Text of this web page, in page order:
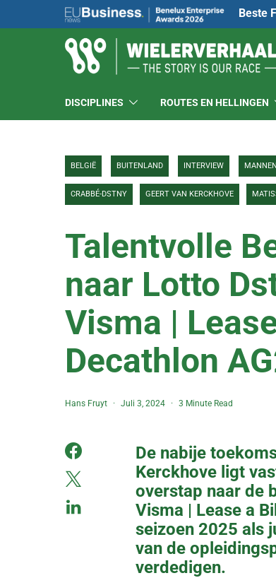
Beste
DISCIPLINES ROUTES EN HELLINGEN
BELGIË BUITENLAND INTERVIEW MANNEN
CRABBÉ-DSTNY GEERT VAN KERCKHOVE
Talentvolle
naar Lotto
Visma |
Decathlon
Hans Fruyt Juli 3, 2024 3 Minute Read
De nabije
Kerckhove ligt
overstap naar de
Visma | Lease a
seizoen 2025 als
van de
verdedigen.